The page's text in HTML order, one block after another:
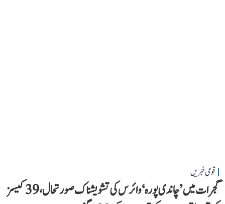
قومی خبریں
گجرات میں ’چاندی پورہ‘ وائرس کی تشویشناک صورتحال، 39 کیسز